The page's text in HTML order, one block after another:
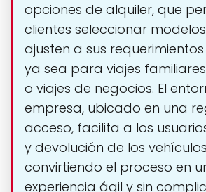
opciones de alquiler, que
clientes seleccionar
ajusten a sus
ya sea para viajes
o viajes de negocios. El
empresa, ubicado en una
acceso, facilita a los
y devolución de los
convirtiendo el proceso en
experiencia ágil y sin